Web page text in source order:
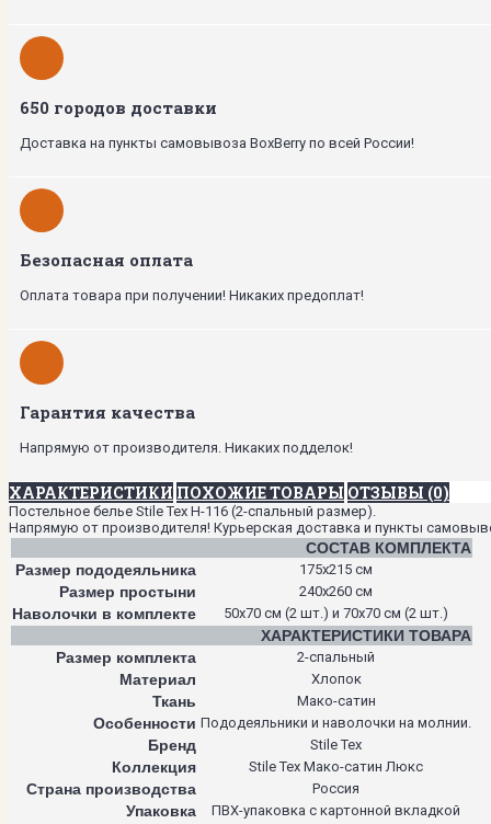
650 городов доставки
Доставка на пункты самовывоза BoxBerry по всей России!
Безопасная оплата
Оплата товара при получении! Никаких предоплат!
Гарантия качества
Напрямую от производителя. Никаких подделок!
ХАРАКТЕРИСТИКИ ПОХОЖИЕ ТОВАРЫ ОТЗЫВЫ (0)
Постельное белье Stile Tex H-116 (2-спальный размер).
Напрямую от производителя! Курьерская доставка и пункты
СОСТАВ КОМПЛЕКТА
Размер пододеяльника
175х215 см
Размер простыни 240х260 см
Наволочки в комплекте 50х70 см (2 шт.) и 70х70 см (2 шт.)
ХАРАКТЕРИСТИКИ ТОВАРА
Размер комплекта
2-спальный
Материал Хлопок
Ткань Мако-сатин
Особенности Пододеяльники и наволочки на молнии.
Бренд Stile Tex
Коллекция Stile Tex Мако-сатин Люкс
Страна производства Россия
Упаковка ПВХ-упаковка с картонной вкладкой